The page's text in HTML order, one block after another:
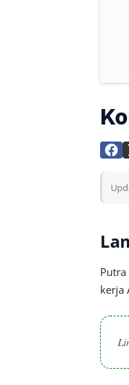
kerja